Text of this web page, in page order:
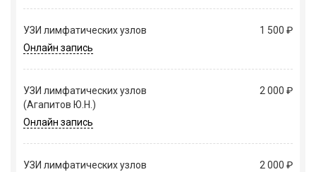
УЗИ лимфатических узлов
1 500 ₽
Онлайн запись
УЗИ лимфатических узлов
(Агапитов Ю.Н.)
2 000 ₽
Онлайн запись
УЗИ лимфатических узлов
2 000 ₽